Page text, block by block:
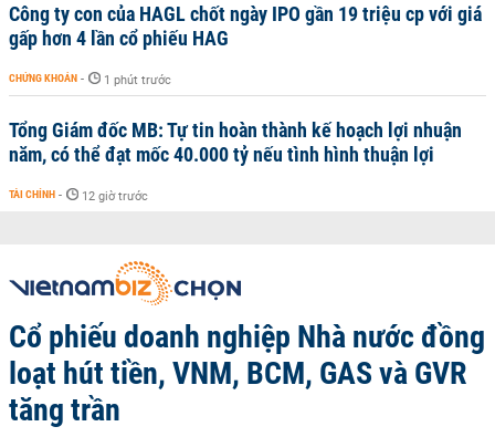
Công ty con của HAGL chốt ngày IPO gần 19 triệu cp với giá
gấp hơn 4 lần cổ phiếu HAG
CHỨNG KHOÁN - 1 phút trước
Tổng Giám đốc MB: Tự tin hoàn thành kế hoạch lợi nhuận
năm, có thể đạt mốc 40.000 tỷ nếu tình hình thuận lợi
TÀI CHÍNH - 12 giờ trước
Cổ phiếu doanh nghiệp Nhà nước đồng
loạt hút tiền, VNM, BCM, GAS và GVR
tăng trần